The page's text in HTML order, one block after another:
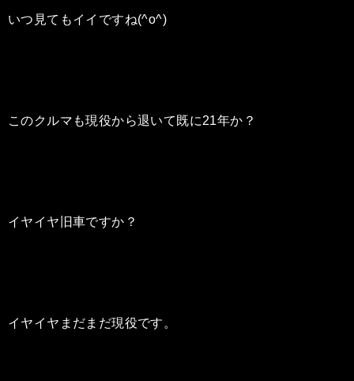
いつ見てもイイですね(^o^)
このクルマも現役から退いて既に21年か？
イヤイヤ旧車ですか？
イヤイヤまだまだ現役です。